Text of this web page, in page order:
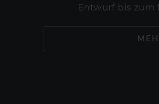
Entwurf bis zum